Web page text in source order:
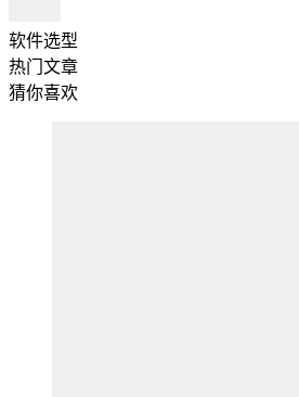
软件选型
热门文章
猜你喜欢